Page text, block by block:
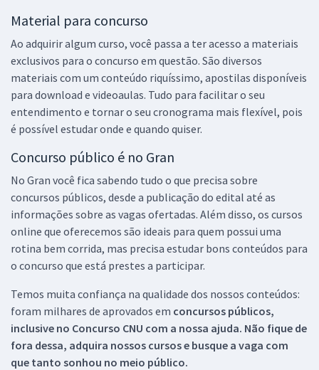
Material para concurso
Ao adquirir algum curso, você passa a ter acesso a materiais
exclusivos para o concurso em questão. São diversos
materiais com um conteúdo riquíssimo, apostilas disponíveis
para download e videoaulas. Tudo para facilitar o seu
entendimento e tornar o seu cronograma mais flexível, pois
é possível estudar onde e quando quiser.
Concurso público é no Gran
No Gran você fica sabendo tudo o que precisa sobre
concursos públicos, desde a publicação do edital até as
informações sobre as vagas ofertadas. Além disso, os cursos
online que oferecemos são ideais para quem possui uma
rotina bem corrida, mas precisa estudar bons conteúdos para
o concurso que está prestes a participar.
Temos muita confiança na qualidade dos nossos conteúdos:
foram milhares de aprovados em concursos públicos,
inclusive no Concurso CNU com a nossa ajuda. Não fique de
fora dessa, adquira nossos cursos e busque a vaga com
que tanto sonhou no meio público.